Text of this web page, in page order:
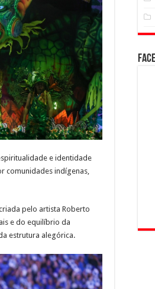
e identidade
comunidades indígenas,
pelo artista Roberto
e do equilíbrio da
estrutura alegórica.